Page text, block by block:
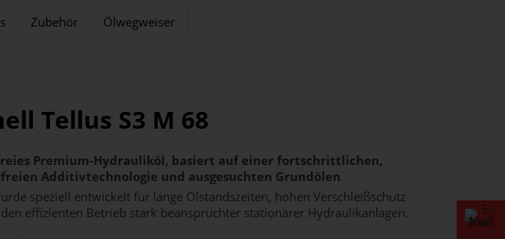
Zubehör Ölwegweiser
Tellus S3 M 68
Premium-Hydrauliköl, basiert auf einer fortschrittlichen,
Additivtechnologie und ausgesuchten Grundölen
speziell entwickelt für lange Ölstandszeiten, hohen Verschleißschutz
effizienten Betrieb stark beanspruchter stationärer Hydraulikanlagen.